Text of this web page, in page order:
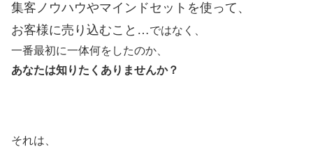
集客ノウハウやマインドセットを使って、
お客様に売り込むこと…ではなく、
一番最初に一体何をしたのか、
あなたは知りたくありませんか？
それは、